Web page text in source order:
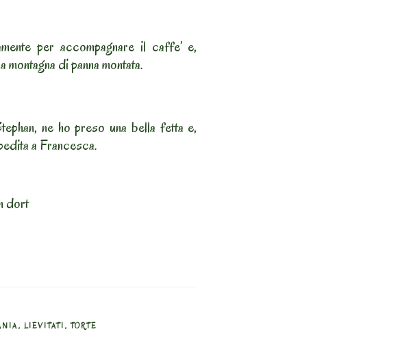
per accompagnare il caffe’ e,
di panna montata.
ne ho preso una bella fetta e,
a Francesca.
dort
, LIEVITATI ,TORTE